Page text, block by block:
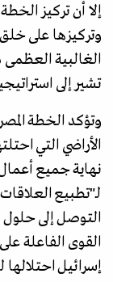
إلا أن تركيز
وتركيزها على
الغالبية
تشير إلى
وتؤكد الخطة
نهاية جميع أعمال
لـ"تطبيع
التوصل إلى
القوى الفاعلة
إسرائيل